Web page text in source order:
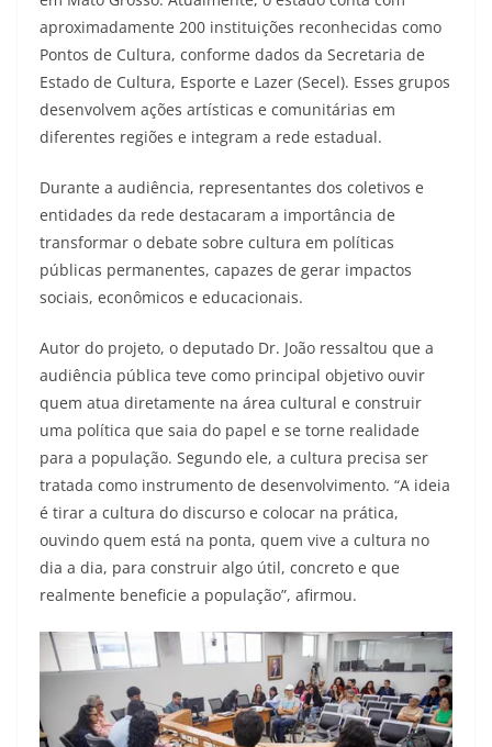
aproximadamente 200 instituições reconhecidas como
Pontos de Cultura, conforme dados da Secretaria de
Estado de Cultura, Esporte e Lazer (Secel). Esses grupos
desenvolvem ações artísticas e comunitárias em
diferentes regiões e integram a rede estadual.
Durante a audiência, representantes dos coletivos e
entidades da rede destacaram a importância de
transformar o debate sobre cultura em políticas
públicas permanentes, capazes de gerar impactos
sociais, econômicos e educacionais.
Autor do projeto, o deputado Dr. João ressaltou que a
audiência pública teve como principal objetivo ouvir
quem atua diretamente na área cultural e construir
uma política que saia do papel e se torne realidade
para a população. Segundo ele, a cultura precisa ser
tratada como instrumento de desenvolvimento. “A ideia
é tirar a cultura do discurso e colocar na prática,
ouvindo quem está na ponta, quem vive a cultura no
dia a dia, para construir algo útil, concreto e que
realmente beneficie a população”, afirmou.